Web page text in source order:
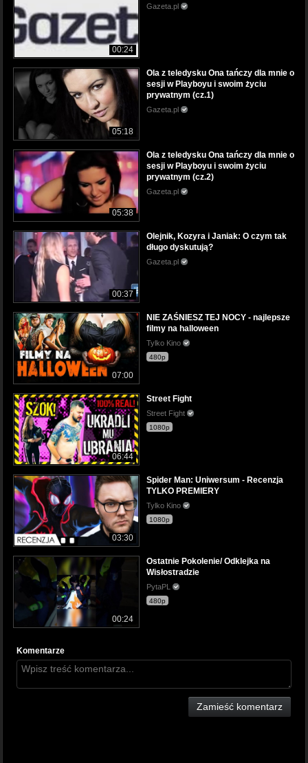
00:24
Gazeta.pl
05:18
Ola z teledysku Ona tańczy dla mnie o
sesji w Playboyu i swoim życiu
prywatnym (cz.1)
Gazeta.pl
05:38
Ola z teledysku Ona tańczy dla mnie o
sesji w Playboyu i swoim życiu
prywatnym (cz.2)
Gazeta.pl
00:37
Olejnik, Kozyra i Janiak: O czym tak
długo dyskutują?
Gazeta.pl
07:00
NIE ZAŚNIESZ TEJ NOCY - najlepsze
filmy na halloween
Tylko Kino
480p
06:44
Street Fight
Street Fight
1080p
03:30
Spider Man: Uniwersum - Recenzja
TYLKO PREMIERY
Tylko Kino
1080p
00:24
Ostatnie Pokolenie/ Odklejka na
Wisłostradzie
PytaPL
480p
Komentarze
Zamieść komentarz